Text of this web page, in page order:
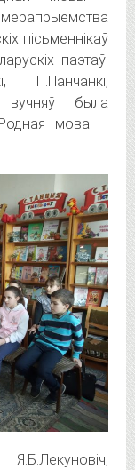
пісьменнікаў
паэтаў:
П.Панчанкі,
вучняў была
мова –
Я.Б.Лекуновіч,